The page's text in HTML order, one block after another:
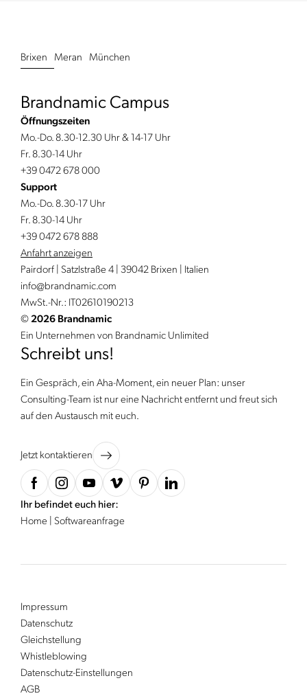
Brixen Meran München
Brandnamic Campus
Öffnungszeiten
Mo.-Do. 8.30-12.30 Uhr & 14-17 Uhr
Fr. 8.30-14 Uhr
+39 0472 678 000
Support
Mo.-Do. 8.30-17 Uhr
Fr. 8.30-14 Uhr
+39 0472 678 888
Anfahrt anzeigen
Pairdorf | Satzlstraße 4 | 39042 Brixen | Italien
info@brandnamic.com
MwSt.-Nr.: IT02610190213
© 2026 Brandnamic
Ein Unternehmen von Brandnamic Unlimited
Schreibt uns!
Ein Gespräch, ein Aha-Moment, ein neuer Plan: unser
Consulting-Team ist nur eine Nachricht entfernt und freut sich
auf den Austausch mit euch.
Jetzt kontaktieren
Ihr befindet euch hier:
Home
Softwareanfrage
Impressum
Datenschutz
Gleichstellung
Whistleblowing
Datenschutz-Einstellungen
AGB